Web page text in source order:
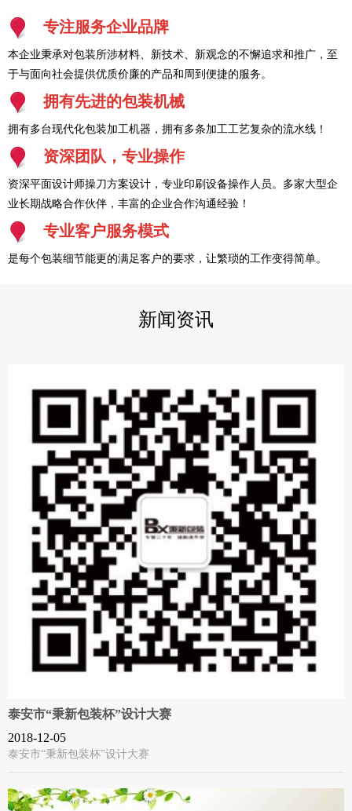
专注服务企业品牌
本企业秉承对包装所涉材料、新技术、新观念的不懈追求和推广，至
于与面向社会提供优质价廉的产品和周到便捷的服务。
拥有先进的包装机械
拥有多台现代化包装加工机器，拥有多条加工工艺复杂的流水线！
资深团队，专业操作
资深平面设计师操刀方案设计，专业印刷设备操作人员。多家大型企
业长期战略合作伙伴，丰富的企业合作沟通经验！
专业客户服务模式
是每个包装细节能更的满足客户的要求，让繁琐的工作变得简单。
新闻资讯
泰安市“秉新包装杯”设计大赛
2018-12-05
泰安市“秉新包装杯”设计大赛